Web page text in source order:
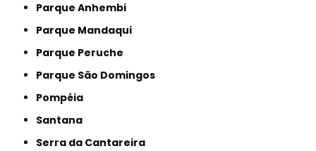
Parque Anhembi
Parque Mandaqui
Parque Peruche
Parque São Domingos
Pompéia
Santana
Serra da Cantareira